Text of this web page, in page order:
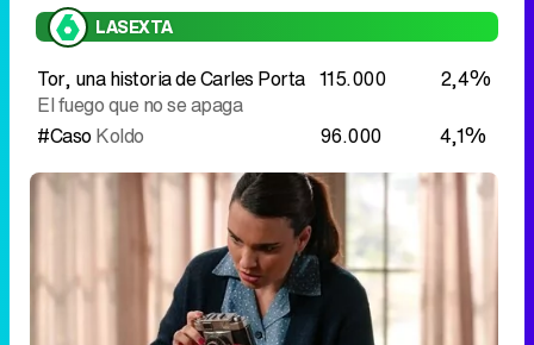
Fina comienza a ejercer como fotógrafa en 'Sueños de